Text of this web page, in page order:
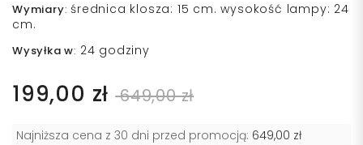
Wymiary: średnica klosza: 15 cm. wysokość lampy: 24
cm.
Wysyłka w: 24 godziny
199,00 zł 649,00 zł
Najniższa cena z 30 dni przed promocją: 649,00 zł